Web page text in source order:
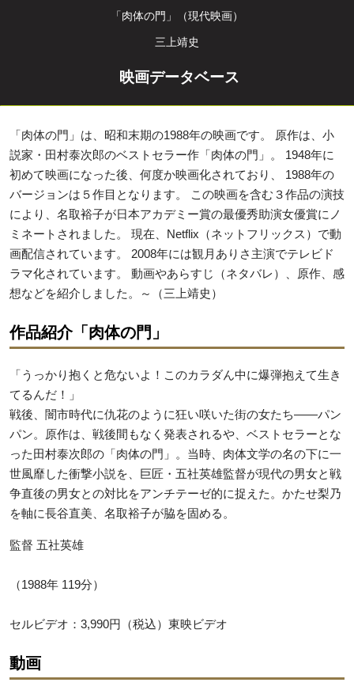
「肉体の門」（現代映画）
三上靖史
映画データベース
「肉体の門」は、昭和末期の1988年の映画です。 原作は、小
説家・田村泰次郎のベストセラー作「肉体の門」。 1948年に
初めて映画になった後、何度か映画化されており、 1988年の
バージョンは５作目となります。 この映画を含む３作品の演技
により、名取裕子が日本アカデミー賞の最優秀助演女優賞にノ
ミネートされました。 現在、Netflix（ネットフリックス）で動
画配信されています。 2008年には観月ありさ主演でテレビド
ラマ化されています。 動画やあらすじ（ネタバレ）、原作、感
想などを紹介しました。～（三上靖史）
作品紹介「肉体の門」
「うっかり抱くと危ないよ！このカラダん中に爆弾抱えて生き
てるんだ！」
戦後、闇市時代に仇花のように狂い咲いた街の女たち――パン
パン。原作は、戦後間もなく発表されるや、ベストセラーとな
った田村泰次郎の「肉体の門」。当時、肉体文学の名の下に一
世風靡した衝撃小説を、巨匠・五社英雄監督が現代の男女と戦
争直後の男女との対比をアンチテーゼ的に捉えた。かたせ梨乃
を軸に長谷直美、名取裕子が脇を固める。
監督 五社英雄
（1988年 119分）
セルビデオ：3,990円（税込）東映ビデオ
動画